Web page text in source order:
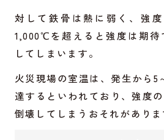
対して鉄骨は熱に弱く、強
1,000℃を超えると強度は期待
してしまいます。
火災現場の室温は、発生から5
達するといわれており、強度
倒壊してしまうおそれがありま